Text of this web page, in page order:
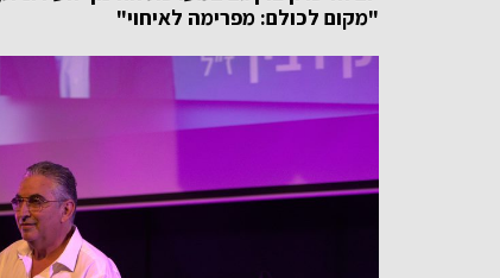
"מקום לכולם: מפרימה לאיחוי"